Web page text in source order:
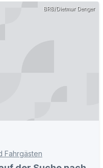
BRB/Dietmar Denger
Fahrgästen